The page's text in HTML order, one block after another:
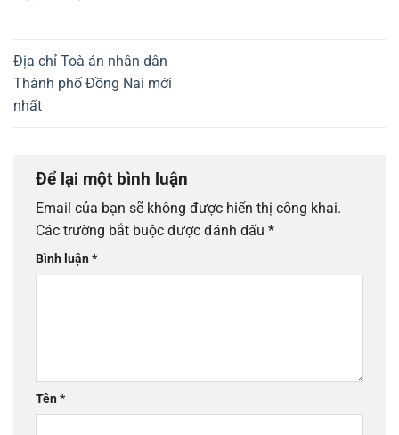
Địa chỉ Toà án nhân dân
Thành phố Đồng Nai mới
nhất
Để lại một bình luận
Email của bạn sẽ không được hiển thị công khai.
Các trường bắt buộc được đánh dấu *
Bình luận*
Tên*